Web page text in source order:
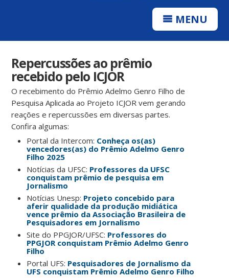
MENU
Repercussões ao prêmio
recebido pelo ICJOR
O recebimento do Prêmio Adelmo Genro Filho de
Pesquisa Aplicada ao Projeto ICJOR vem gerando
reações e repercussões em diversas partes.
Confira algumas:
Portal da Intercom: Conheça os(as)
vencedores(as) do Prêmio Adelmo Genro
Filho 2025
Notícias da UFSC: Professores da UFSC
conquistam prêmio de pesquisa em
Jornalismo
Notícias Unesp: Projeto concebido para
aferir qualidade da produção midiática
vence prêmio da Associação Brasileira de
Pesquisadores em Jornalismo
Site do PPGJOR/UFSC: Professores do
PPGJOR conquistam Prêmio Adelmo Genro
Filho
Portal UFS: Pesquisadores de Jornalismo da
UFS conquistam Prêmio Adelmo Genro Filho